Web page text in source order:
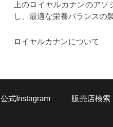
上のロイヤルカナンのア
し、最適な栄養バランスの
ロイヤルカナンについて
公式Instagram
販売店検索